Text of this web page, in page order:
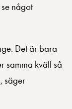
något
Det är bara
samma kväll så
säger